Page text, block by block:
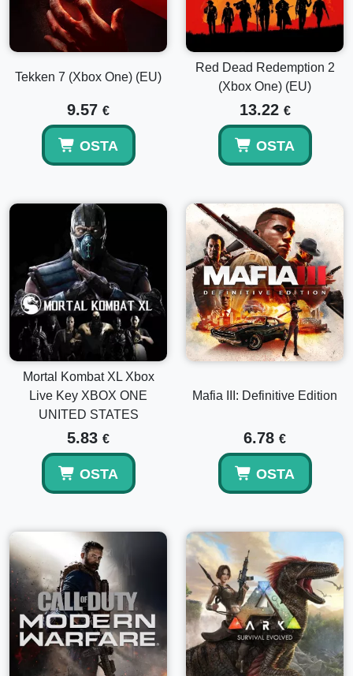
Kohandage oma Inquisitionit spetsiaalsete varustuse,
legendaarsete relvade, erinevate kinnituste ja ainulaadsete
Skyholdi elementidega, et oma kodubaasi isikupärastada.
Tekken 7 (Xbox One) (EU)
9.57 €
OSTA
Red Dead Redemption 2
(Xbox One) (EU)
13.22 €
OSTA
Mortal Kombat XL Xbox
Live Key XBOX ONE
UNITED STATES
5.83 €
OSTA
Mafia III: Definitive Edition
6.78 €
OSTA